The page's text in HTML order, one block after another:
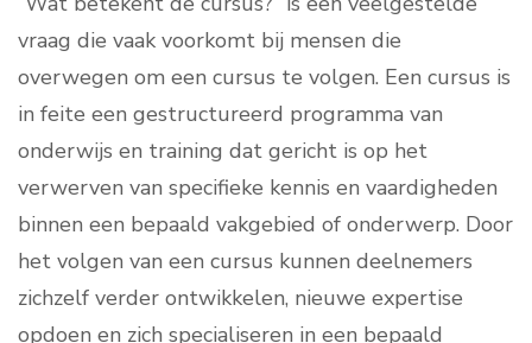
vraag die vaak voorkomt bij mensen die
overwegen om een cursus te volgen. Een cursus is
in feite een gestructureerd programma van
onderwijs en training dat gericht is op het
verwerven van specifieke kennis en vaardigheden
binnen een bepaald vakgebied of onderwerp. Door
het volgen van een cursus kunnen deelnemers
zichzelf verder ontwikkelen, nieuwe expertise
opdoen en zich specialiseren in een bepaald